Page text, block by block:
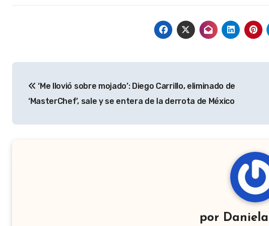
de
‘Me llovió sobre mojado’: Diego Carrillo, eliminado de
‘MasterChef’, sale y se entera de la derrota de México
por